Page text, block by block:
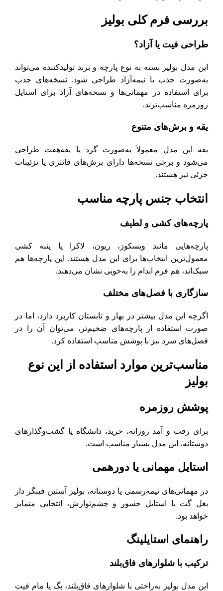
بررسی فرم کلی بولیز
طراحی فیت یا آزاد؟
این مدل بولیز بسته به نوع پارچه و برند تولیدکننده می‌تواند
به‌صورت جذب یا نیمه‌آزاد طراحی شود. نسخه‌های جذب
برای استفاده در مهمانی‌ها و نسخه‌های آزاد برای استایل
روزمره مناسب‌ترند.
یقه و برش‌های متنوع
یقه این مدل معمولاً به‌صورت گرد یا یقه‌هفت طراحی
می‌شود و برخی نسخه‌ها دارای برش‌های فانتزی یا تزئینات
جزئی نیز هستند.
انتخاب جنس پارچه مناسب
پارچه‌های کشی و لطیف
پارچه‌هایی مانند ویسکوز، ریون، لاکرا یا پنبه کشی
معمول‌ترین انتخاب‌ها برای این مدل هستند. این پارچه‌ها هم
سبک‌اند، هم فرم اندام را به‌خوبی نشان می‌دهند.
سازگاری با فصل‌های مختلف
اگرچه این مدل بیشتر در بهار و تابستان کاربرد دارد، اما در
صورت استفاده از پارچه‌های ضخیم‌تر، می‌توان آن را در
فصل‌های سرد نیز با پوشش مناسب استفاده کرد.
مناسب‌ترین موارد استفاده از این نوع
بولیز
پوشش روزمره
برای رفت و آمد روزانه، خرید، دانشگاه یا گشت‌وگذارهای
دوستانه، این مدل بسیار مناسب است.
استایل مهمانی یا دورهمی
در مهمانی‌های نیمه‌رسمی یا دوستانه، بولیز آستین فینگر دار
بغل گت با استایل جسور و چشم‌نوازش، انتخابی متمایز
خواهد بود.
راهنمای استایلینگ
ترکیب با شلوارهای فاق‌بلند
این مدل بولیز به‌راحتی با شلوارهای فاق‌بلند، بگ یا مام فیت